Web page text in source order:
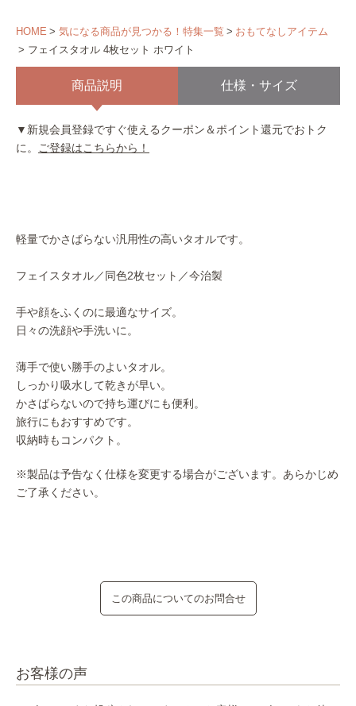
HOME 気になる商品が見つかる！特集一覧
おもてなしアイテム
フェイスタオル 4枚セット ホワイト
商品説明 仕様・サイズ
▼新規会員登録ですぐ使えるクーポン＆ポイント還元でおトク
に。
ご登録はこちらから！
軽量でかさばらない汎用性の高いタオルです。
フェイスタオル／同色2枚セット／今治製
手や顔をふくのに最適なサイズ。
日々の洗顔や手洗いに。
薄手で使い勝手のよいタオル。
しっかり吸水して乾きが早い。
かさばらないので持ち運びにも便利。
旅行にもおすすめです。
収納時もコンパクト。
※製品は予告なく仕様を変更する場合がございます。あらかじめ
ご了承ください。
この商品についてのお問合せ
お客様の声